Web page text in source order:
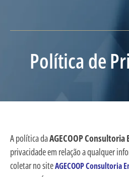
Política de
A política daAGECOOP Consultoria
privacidade em relação a qualquer
coletar no siteAGECOOP Consultoria